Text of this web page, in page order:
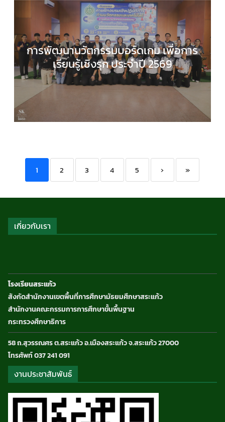
การพัฒนานวัตกรรมบอร์ดเกม เพื่อการ
เรียนรู้เชิงรุก ประจำปี 2569
COMPUTER SCIENCE, กลุ่มสาระการเรียนรู้วิทยาศา
ละเทคโนโลยี
กิจกรรมนักเรียน
1 2 3 4 5 › »
เกี่ยวกับเรา
โรงเรียนสระแก้ว
สังกัดสำนักงานเขตพื้นที่การศึกษามัธยมศึกษาสระแก้ว
สำนักงานคณะกรรมการการศึกษาขั้นพื้นฐาน
กระทรวงศึกษาธิการ
58 ถ.สุวรรณศร ต.สระแก้ว อ.เมืองสระแก้ว จ.สระแก้ว 27000
โทรศัพท์ 037 241 091
งานประชาสัมพันธ์